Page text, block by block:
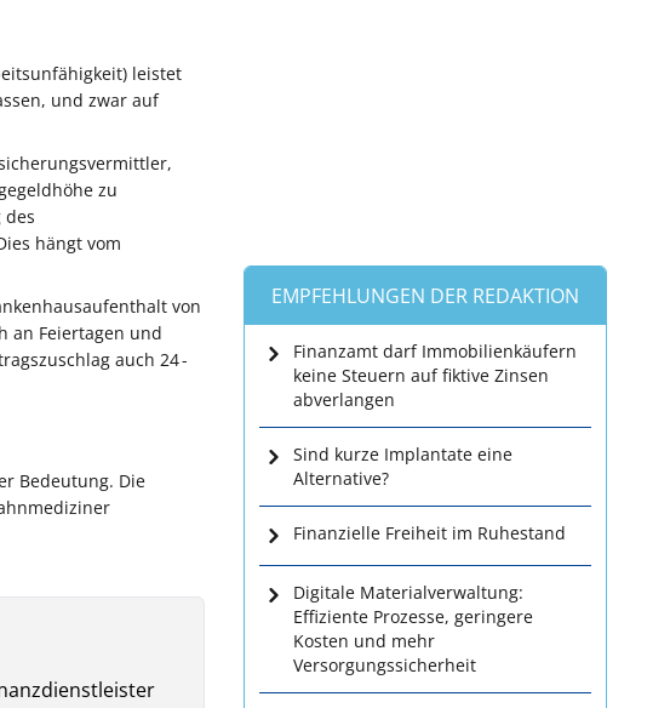
leistet
und zwar auf
zu
hängt vom
von
an Feiertagen und
auch 24 -
Bedeutung. Die
EMPFEHLUNGEN DER REDAKTION
Finanzamt darf Immobilienkäufern
keine Steuern auf fiktive Zinsen
abverlangen
Sind kurze Implantate eine
Alternative?
Finanzielle Freiheit im Ruhestand
Digitale Materialverwaltung:
Effiziente Prozesse, geringere
Kosten und mehr
Versorgungssicherheit